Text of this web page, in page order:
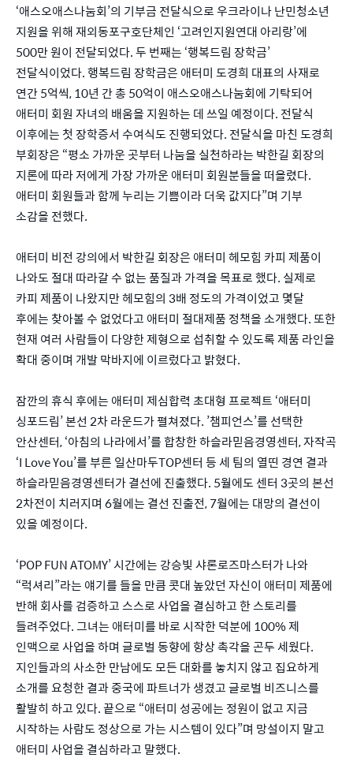
‘애스오애스나눔회’의 기부금 전달식으로 우크라이나 난민청소년
지원을 위해 재외동포구호단체인 ‘고려인지원연대 아리랑’에
500만 원이 전달되었다. 두 번째는 ‘행복드림 장학금’
전달식이었다. 행복드림 장학금은 애터미 도경희 대표의 사재로
연간 5억씩, 10년 간 총 50억이 애스오애스나눔회에 기탁되어
애터미 회원 자녀의 배움을 지원하는 데 쓰일 예정이다. 전달식
이후에는 첫 장학증서 수여식도 진행되었다. 전달식을 마친 도경희
부회장은 “평소 가까운 곳부터 나눔을 실천하라는 박한길 회장의
지론에 따라 저에게 가장 가까운 애터미 회원분들을 떠올렸다.
애터미 회원들과 함께 누리는 기쁨이라 더욱 값지다”며 기부
소감을 전했다.
애터미 비전 강의에서 박한길 회장은 애터미 헤모힘 카피 제품이
나와도 절대 따라갈 수 없는 품질과 가격을 목표로 했다. 실제로
카피 제품이 나왔지만 헤모힘의 3배 정도의 가격이었고 몇달
후에는 찾아볼 수 없었다고 애터미 절대제품 정책을 소개했다. 또한
현재 여러 사람들이 다양한 제형으로 섭취할 수 있도록 제품 라인을
확대 중이며 개발 막바지에 이르렀다고 밝혔다.
잠깐의 휴식 후에는 애터미 제심합력 초대형 프로젝트 ‘애터미
싱포드림’ 본선 2차 라운드가 펼쳐졌다. ’챔피언스’를 선택한
안산센터, ‘아침의 나라에서’를 합창한 하슬라믿음경영센터, 자작곡
‘I Love You’를 부른 일산마두TOP센터 등 세 팀의 열띤 경연 결과
하슬라믿음경영센터가 결선에 진출했다. 5월에도 센터 3곳의 본선
2차전이 치러지며 6월에는 결선 진출전, 7월에는 대망의 결선이
있을 예정이다.
‘POP FUN ATOMY’ 시간에는 강승빛 샤론로즈마스터가 나와
“럭셔리”라는 얘기를 들을 만큼 콧대 높았던 자신이 애터미 제품에
반해 회사를 검증하고 스스로 사업을 결심하고 한 스토리를
들려주었다. 그녀는 애터미를 바로 시작한 덕분에 100% 제
인맥으로 사업을 하며 글로벌 동향에 항상 촉각을 곤두 세웠다.
지인들과의 사소한 만남에도 모든 대화를 놓치지 않고 집요하게
소개를 요청한 결과 중국에 파트너가 생겼고 글로벌 비즈니스를
활발히 하고 있다. 끝으로 “애터미 성공에는 정원이 없고 지금
시작하는 사람도 정상으로 가는 시스템이 있다”며 망설이지 말고
애터미 사업을 결심하라고 말했다.